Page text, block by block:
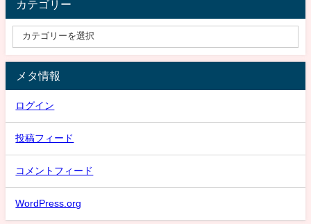
カテゴリー
メタ情報
ログイン
投稿フィード
コメントフィード
WordPress.org